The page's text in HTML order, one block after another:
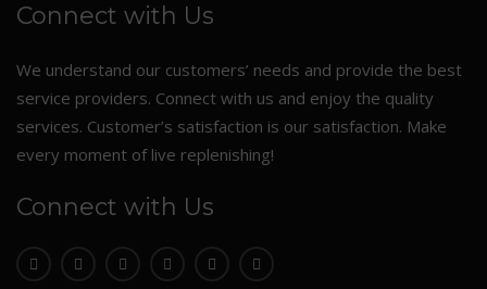
Connect with Us
We understand our customers’ needs and provide the best
service providers. Connect with us and enjoy the quality
services. Customer’s satisfaction is our satisfaction. Make
every moment of live replenishing!
Connect with Us